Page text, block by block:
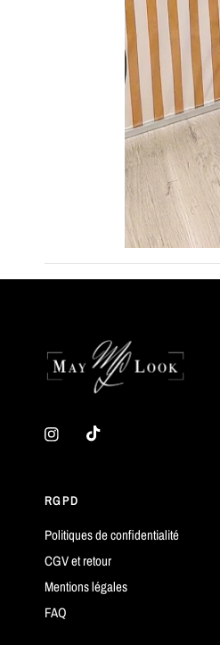
RGPD
Politiques de confidentialité
CGV et retour
Mentions légales
FAQ